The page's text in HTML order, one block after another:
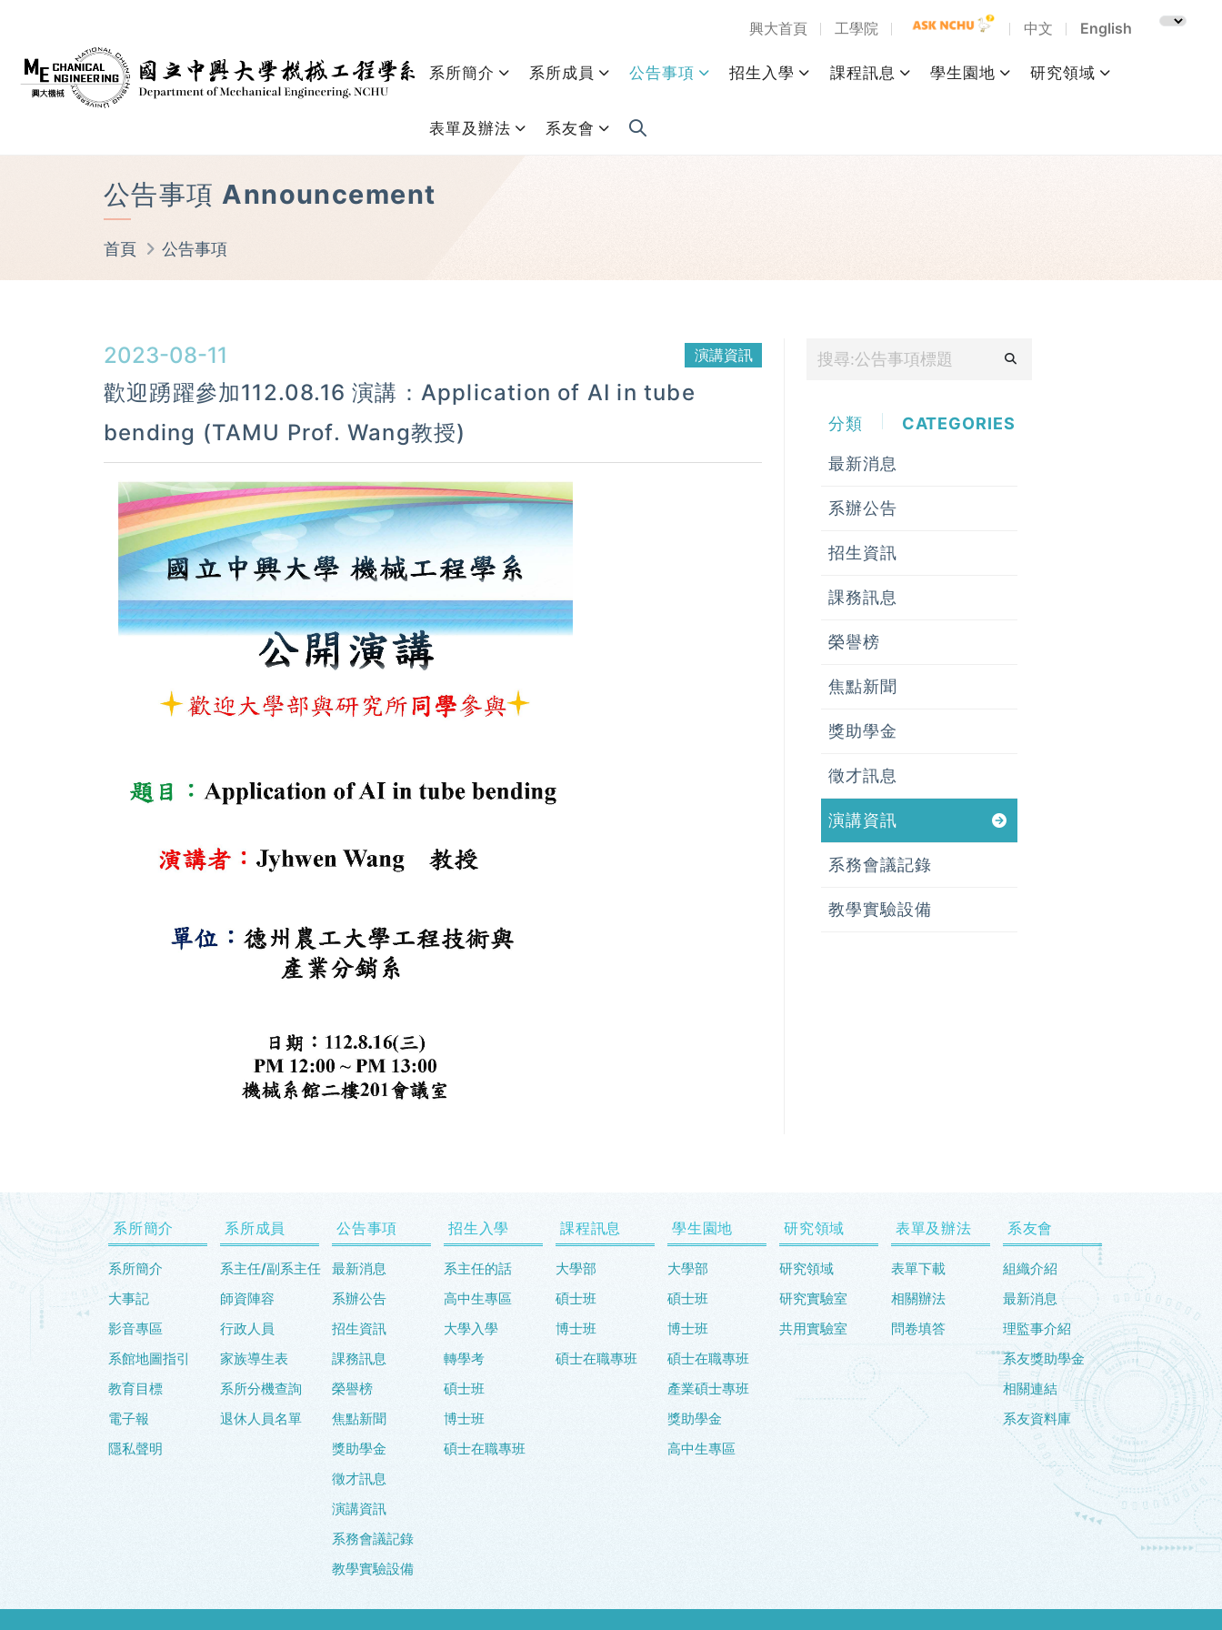
興大首頁 工學院 中文 English
系所簡介 系所成員 公告事項 招生入學 課程訊息 學生園地 研究領域
表單及辦法 系友會
公告事項 Announcement
首頁 公告事項
2023-08-11 演講資訊
歡迎踴躍參加112.08.16 演講：Application of AI in tube
bending (TAMU Prof. Wang教授)
分類 CATEGORIES
最新消息
系辦公告
招生資訊
課務訊息
榮譽榜
焦點新聞
獎助學金
徵才訊息
演講資訊
系務會議記錄
教學實驗設備
系所簡介
系所簡介
大事記
影音專區
系館地圖指引
教育目標
電子報
隱私聲明
系所成員
系主任/副系主任
師資陣容
行政人員
家族導生表
系所分機查詢
退休人員名單
公告事項
最新消息
系辦公告
招生資訊
課務訊息
榮譽榜
焦點新聞
獎助學金
徵才訊息
演講資訊
系務會議記錄
教學實驗設備
招生入學
系主任的話
高中生專區
大學入學
轉學考
碩士班
博士班
碩士在職專班
課程訊息
大學部
碩士班
博士班
碩士在職專班
學生園地
大學部
碩士班
博士班
碩士在職專班
產業碩士專班
獎助學金
高中生專區
研究領域
研究領域
研究實驗室
共用實驗室
表單及辦法
表單下載
相關辦法
問卷填答
系友會
組織介紹
最新消息
理監事介紹
系友獎助學金
相關連結
系友資料庫